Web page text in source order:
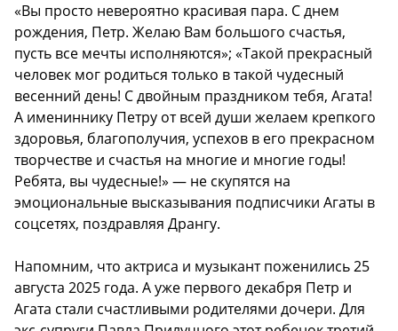
«Вы просто невероятно красивая пара. С днем
рождения, Петр. Желаю Вам большого счастья,
пусть все мечты исполняются»; «Такой прекрасный
человек мог родиться только в такой чудесный
весенний день! С двойным праздником тебя, Агата!
А имениннику Петру от всей души желаем крепкого
здоровья, благополучия, успехов в его прекрасном
творчестве и счастья на многие и многие годы!
Ребята, вы чудесные!» — не скупятся на
эмоциональные высказывания подписчики Агаты в
соцсетях, поздравляя Дрангу.
Напомним, что актриса и музыкант поженились 25
августа 2025 года. А уже первого декабря Петр и
Агата стали счастливыми родителями дочери. Для